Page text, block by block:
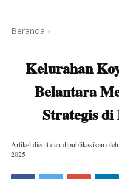
Beranda ›
Kelurahan
Belantara
Strategis di
Artikel diedit dan dipublikasikan oleh
2025